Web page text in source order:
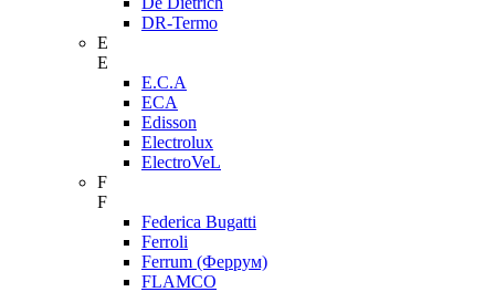
DR-Termo
E
E
E.C.A
ECA
Edisson
Electrolux
ElectroVeL
F
F
Federica Bugatti
Ferroli
Ferrum (Феррум)
FLAMCO